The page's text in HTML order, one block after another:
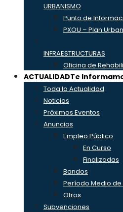
URBANISMO
Punto de
PXOU – Plan
INFRAESTRUCTURAS
Oficina de
ACTUALIDADTe
Toda la Actualidad
Noticias
Próximos Eventos
Anuncios
Empleo Público
En Curso
Finalizadas
Bandos
Período Medio de
Otros
Subvenciones